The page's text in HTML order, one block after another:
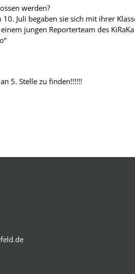
werden?
Juli begaben sie sich mit ihrer
jungen Reporterteam des
5. Stelle zu finden!!!!!!